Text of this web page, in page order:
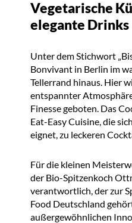
Vegetarische
elegante Drinks
Unter dem Stichwort
Bonvivant in Berlin im
Tellerrand hinaus. Hier
entspannter
Finesse geboten. Das
Eat-Easy Cuisine, die
eignet, zu leckeren
Für die kleinen
der Bio-Spitzenkoch
verantwortlich, der zur
Food Deutschland
außergewöhnlichen